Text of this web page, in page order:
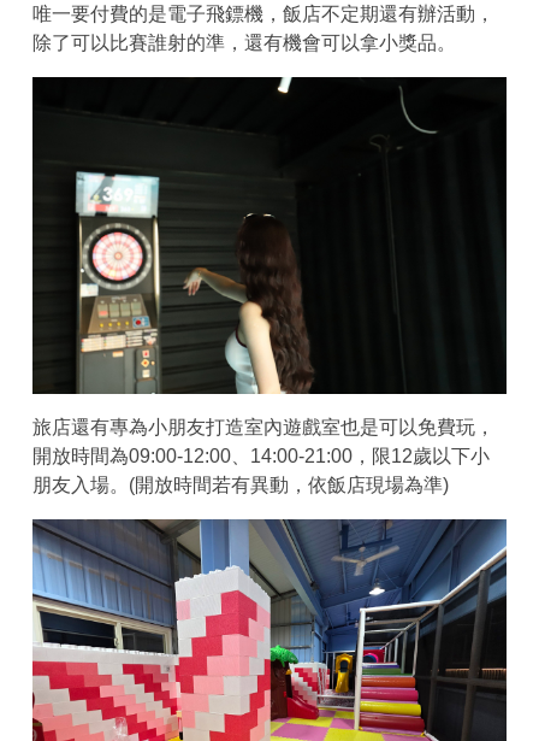
唯一要付費的是電子飛鏢機，飯店不定期還有辦活動，
除了可以比賽誰射的準，還有機會可以拿小獎品。
旅店還有專為小朋友打造室內遊戲室也是可以免費玩，
開放時間為09:00-12:00、14:00-21:00，限12歲以下小
朋友入場。(開放時間若有異動，依飯店現場為準)